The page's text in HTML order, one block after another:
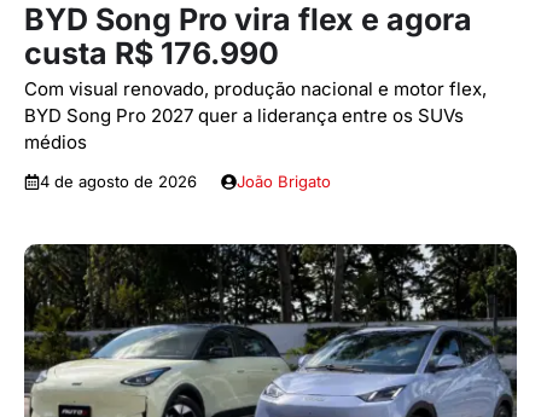
BYD Song Pro vira flex e agora
custa R$ 176.990
Com visual renovado, produção nacional e motor flex,
BYD Song Pro 2027 quer a liderança entre os SUVs
médios
4 de agosto de 2026 João Brigato